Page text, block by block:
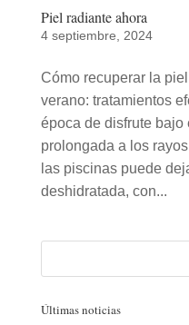
Piel radiante ahora
4 septiembre, 2024
Cómo recuperar la
verano: tratamientos
época de disfrute
prolongada a los
las piscinas puede
deshidratada, con...
Últimas noticias